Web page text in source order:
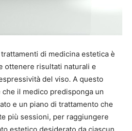
di medicina estetica è
ottenere risultati naturali e
del viso. A questo
il medico predisponga un
e un piano di trattamento che
più sessioni, per raggiungere